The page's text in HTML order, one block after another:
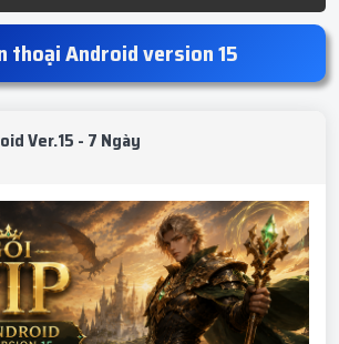
thoại Android version 15
Ver.15 - 7 Ngày